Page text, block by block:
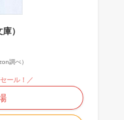
）
調べ）
ール！／